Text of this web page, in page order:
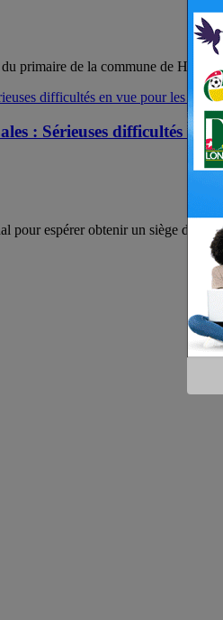
primaire de la commune de
: Sérieuses difficultés
pour espérer obtenir un siège de